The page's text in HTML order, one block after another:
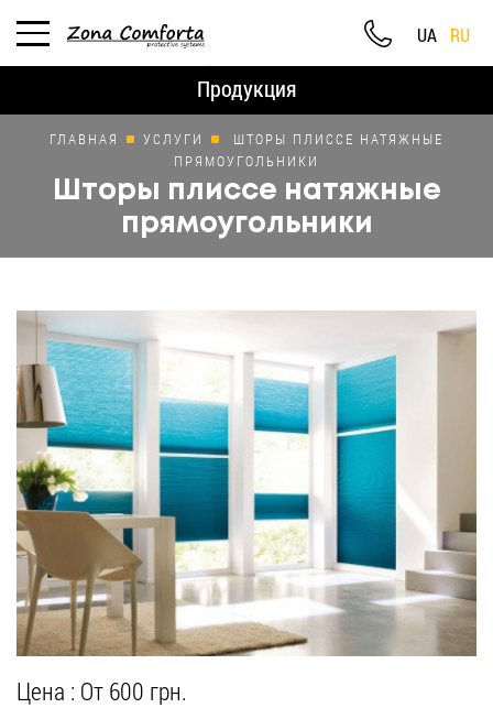
UA RU
Продукция
ГЛАВНАЯ УСЛУГИ
ШТОРЫ ПЛИССЕ НАТЯЖНЫЕ
ПРЯМОУГОЛЬНИКИ
Шторы плиссе натяжные
прямоугольники
Цена : От 600 грн.